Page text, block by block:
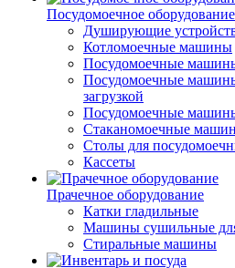
Посудомоечное оборудование
Душирующие
Котломоечные машины
Посудомоечные
Посудомоечные
загрузкой
Посудомоечные
Стаканомоечные
Столы для
Кассеты
Прачечное оборудование
Катки гладильные
Машины сушильные
Стиральные машины